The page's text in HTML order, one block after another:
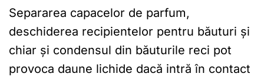
Separarea capacelor de parfum,
deschiderea recipientelor pentru băuturi și
chiar și condensul din băuturile reci pot
provoca daune lichide dacă intră în contact